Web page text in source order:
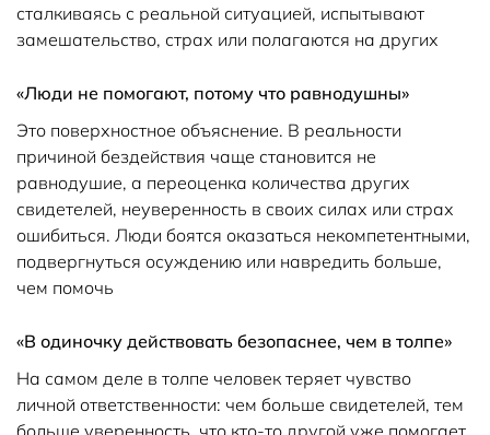
сталкиваясь с реальной ситуацией, испытывают
замешательство, страх или полагаются на других
«Люди не помогают, потому что равнодушны»
Это поверхностное объяснение. В реальности
причиной бездействия чаще становится не
равнодушие, а переоценка количества других
свидетелей, неуверенность в своих силах или страх
ошибиться. Люди боятся оказаться некомпетентными,
подвергнуться осуждению или навредить больше,
чем помочь
«В одиночку действовать безопаснее, чем в толпе»
На самом деле в толпе человек теряет чувство
личной ответственности: чем больше свидетелей, тем